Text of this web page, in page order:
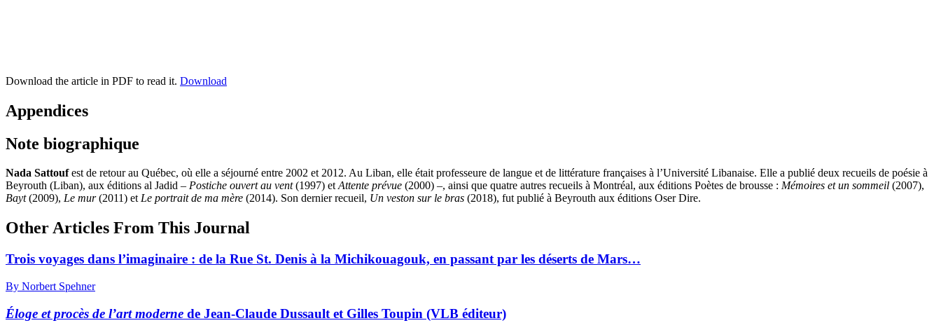
Download the article in PDF to read it. Download
Appendices
Note biographique
Nada Sattoufest de retour au Québec, où elle a séjourné entre 2002 et 2012. Au Liban, elle était professeure de langue et de littérature françaises à l’Université Libanaise. Elle a publié deux recueils de poésie à
Beyrouth (Liban), aux éditions al Jadid – Postiche ouvert au vent(1997) etAttente prévue (2000) –, ainsi que quatre autres recueils à Montréal, aux éditions Poètes de brousse : Mémoires et un sommeil (2007),
Bayt(2009), Le mur(2011) etLe portrait de ma mère (2014). Son dernier recueil, Un veston sur le bras (2018), fut publié à Beyrouth aux éditions Oser Dire.
Other Articles From This Journal
Trois voyages dans l’imaginaire : de la Rue St. Denis à la Michikouagouk, en passant par les déserts de Mars…
By Norbert Spehner
Éloge et procès de l’art moderne de Jean-Claude Dussault et Gilles Toupin (VLB éditeur)